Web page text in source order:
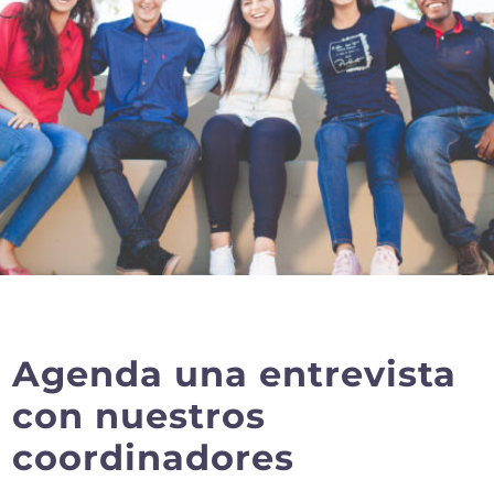
Agenda una entrevista
con nuestros
coordinadores